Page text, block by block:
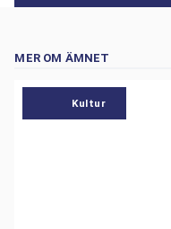
MER OM ÄMNET
Kultur